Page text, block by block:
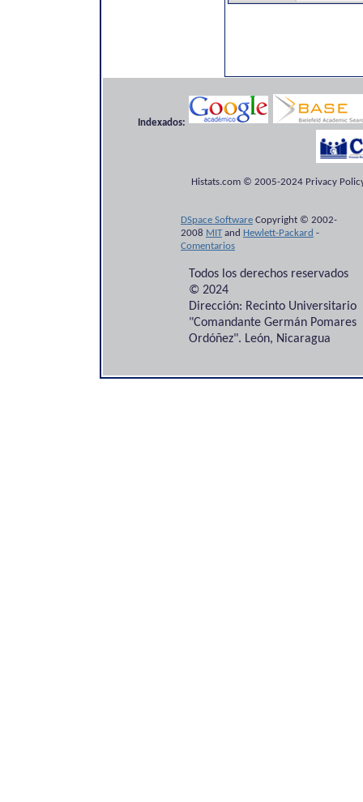
Indexados:
Histats.com © 2005-2024 Privacy
DSpace Software Copyright © 2002-
2008 MITand Hewlett-Packard -
Comentarios
Todos los derechos reservados
© 2024
Dirección: Recinto Universitario
"Comandante Germán Pomares
Ordóñez". León, Nicaragua